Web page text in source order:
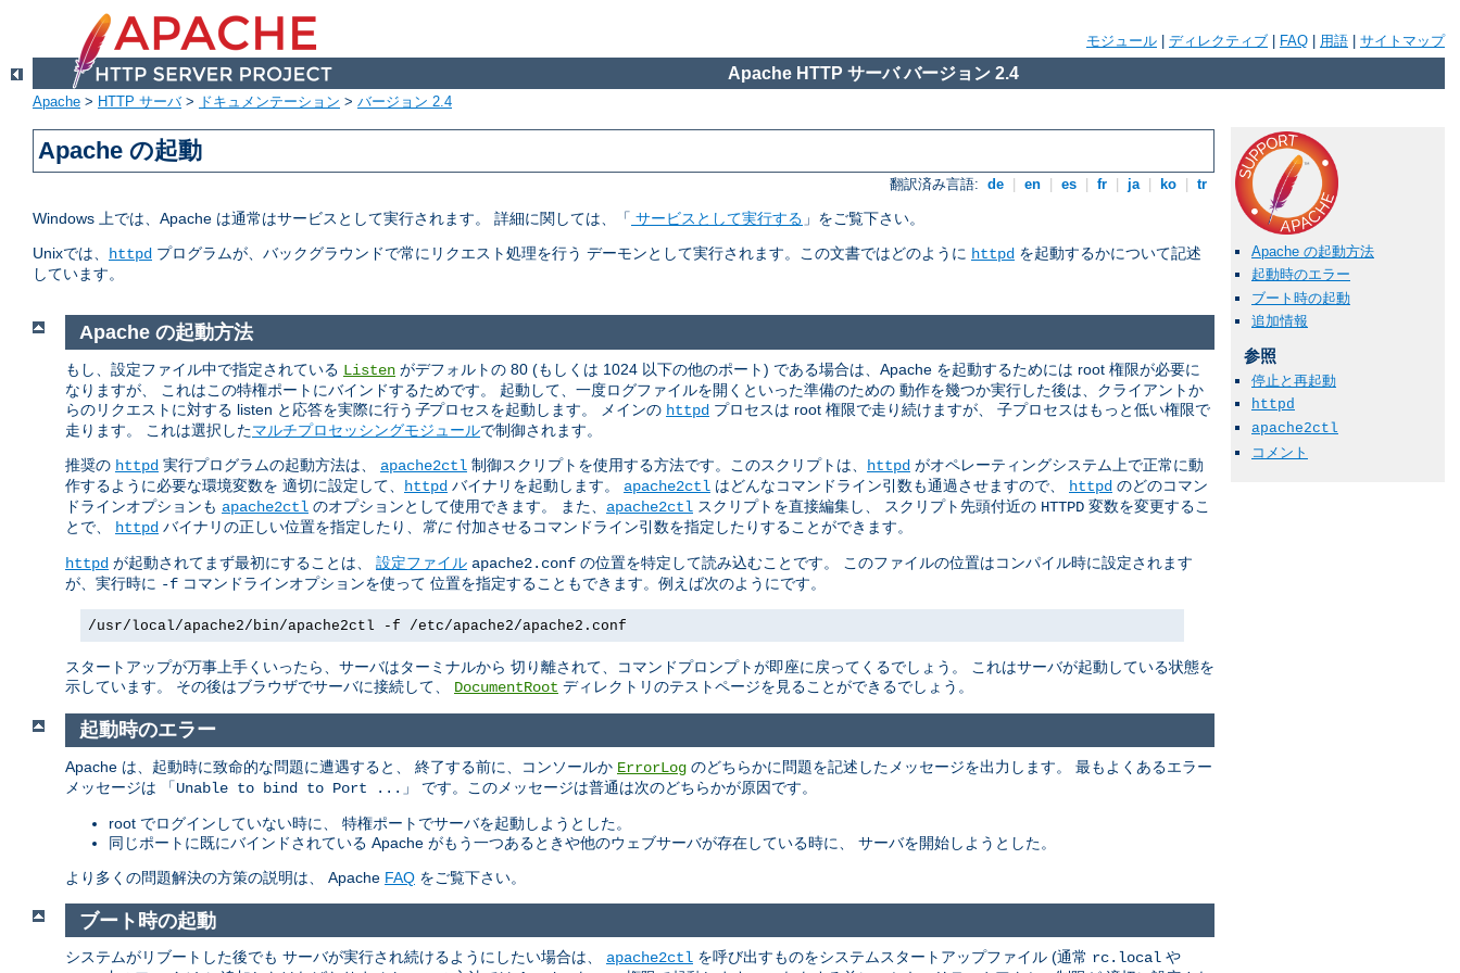
モジュール ディレクティブ FAQ 用語 サイトマップ
Apache HTTP サーバ バージョン 2.4
Apache > HTTP サーバ> ドキュメンテーション > バージョン 2.4
Apache の起動
翻訳済み言語: de en es fr ja ko tr
Windows 上では、Apache は通常はサービスとして実行されます。 詳細に関しては、「 サービスとして実行する 」をご覧下さい。
Unixでは、 httpd プログラムが、バックグラウンドで常にリクエスト処理を行う デーモンとして実行されます。この文書ではどのように httpd を起動するかについて記述
しています。
Apache の起動方法
起動時のエラー
ブート時の起動
追加情報
参照
停止と再起動
httpd
apache2ctl
コメント
Apache の起動方法
もし、設定ファイル中で指定されている Listen がデフォルトの 80 (もしくは 1024 以下の他のポート) である場合は、Apache を起動するためには root 権限が必要に
なりますが、 これはこの特権ポートにバインドするためです。 起動して、一度ログファイルを開くといった準備のための 動作を幾つか実行した後は、クライアントか
らのリクエストに対する listen と応答を実際に行う 子プロセスを起動します。 メインの httpd プロセスは root 権限で走り続けますが、 子プロセスはもっと低い権限で
走ります。 これは選択したマルチプロセッシングモジュールで制御されます。
推奨の httpd 実行プログラムの起動方法は、 apache2ctl 制御スクリプトを使用する方法です。このスクリプトは、 httpd がオペレーティングシステム上で正常に動
作するように必要な環境変数を 適切に設定して、
httpd バイナリを起動します。 apache2ctl はどんなコマンドライン引数も通過させますので、 httpd のどのコマン
ドラインオプションも apache2ctl のオプションとして使用できます。 また、 apache2ctl スクリプトを直接編集し、 スクリプト先頭付近の HTTPD 変数を変更するこ
とで、
httpd バイナリの正しい位置を指定したり、 常に 付加させるコマンドライン引数を指定したりすることができます。
httpd が起動されてまず最初にすることは、 設定ファイル apache2.conf の位置を特定して読み込むことです。 このファイルの位置はコンパイル時に設定されます
が、実行時に -f コマンドラインオプションを使って 位置を指定することもできます。例えば次のようにです。
/usr/local/apache2/bin/apache2ctl -f /etc/apache2/apache2.conf
スタートアップが万事上手くいったら、サーバはターミナルから 切り離されて、コマンドプロンプトが即座に戻ってくるでしょう。 これはサーバが起動している状態を
示しています。 その後はブラウザでサーバに接続して、 DocumentRoot ディレクトリのテストページを見ることができるでしょう。
起動時のエラー
Apache は、起動時に致命的な問題に遭遇すると、 終了する前に、コンソールか ErrorLog のどちらかに問題を記述したメッセージを出力します。 最もよくあるエラー
メッセージは 「Unable to bind to Port ... 」 です。このメッセージは普通は次のどちらかが原因です。
root でログインしていない時に、 特権ポートでサーバを起動しようとした。
同じポートに既にバインドされている Apache がもう一つあるときや他のウェブサーバが存在している時に、 サーバを開始しようとした。
より多くの問題解決の方策の説明は、 Apache FAQ をご覧下さい。
ブート時の起動
システムがリブートした後でも サーバが実行され続けるようにしたい場合は、 apache2ctl を呼び出すものをシステムスタートアップファイル (通常 rc.local や